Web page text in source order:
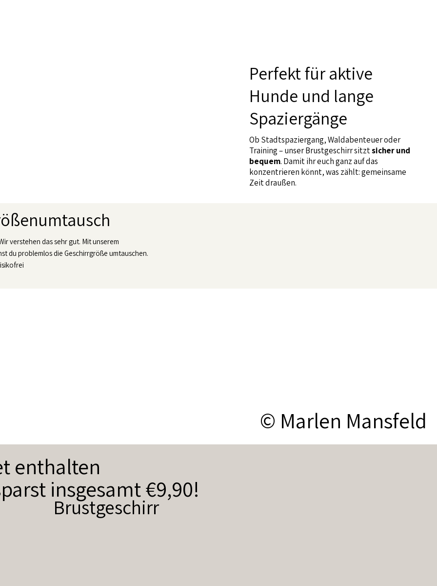
Perfekt für aktive
Hunde und lange
Spaziergänge
Ob Stadtspaziergang, Waldabenteuer oder
Training – unser Brustgeschirr sitztsicher und
bequem. Damit ihr euch ganz auf das
konzentrieren könnt, was zählt: gemeinsame
Zeit draußen.
verstehen das sehr gut. Mit unserem
du problemlos die Geschirrgröße umtauschen.
© Marlen Mansfeld
Brustgeschirr
enthalten
insgesamt €9,90!